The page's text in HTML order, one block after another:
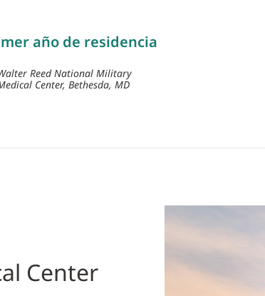
año de residencia
Reed National Military
Center, Bethesda, MD
Center